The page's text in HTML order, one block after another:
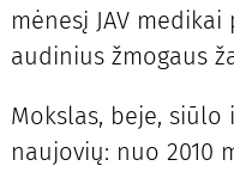
mėnesį JAV
audinius žmogaus
Mokslas, beje,
naujovių: nuo 2010